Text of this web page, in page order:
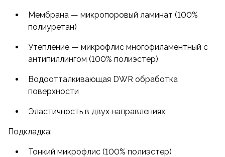
Мембрана — микропоровый ламинат (100%
полиуретан)
Утепление — микрофлис многофиламентный с
антипиллингом (100% полиэстер)
Водоотталкивающая DWR обработка
поверхности
Эластичность в двух направлениях
Подкладка:
Тонкий микрофлис (100% полиэстер)